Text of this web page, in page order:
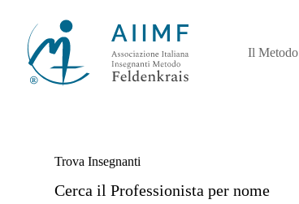
Il Metodo
Trova Insegnanti
Cerca il Professionista per nome